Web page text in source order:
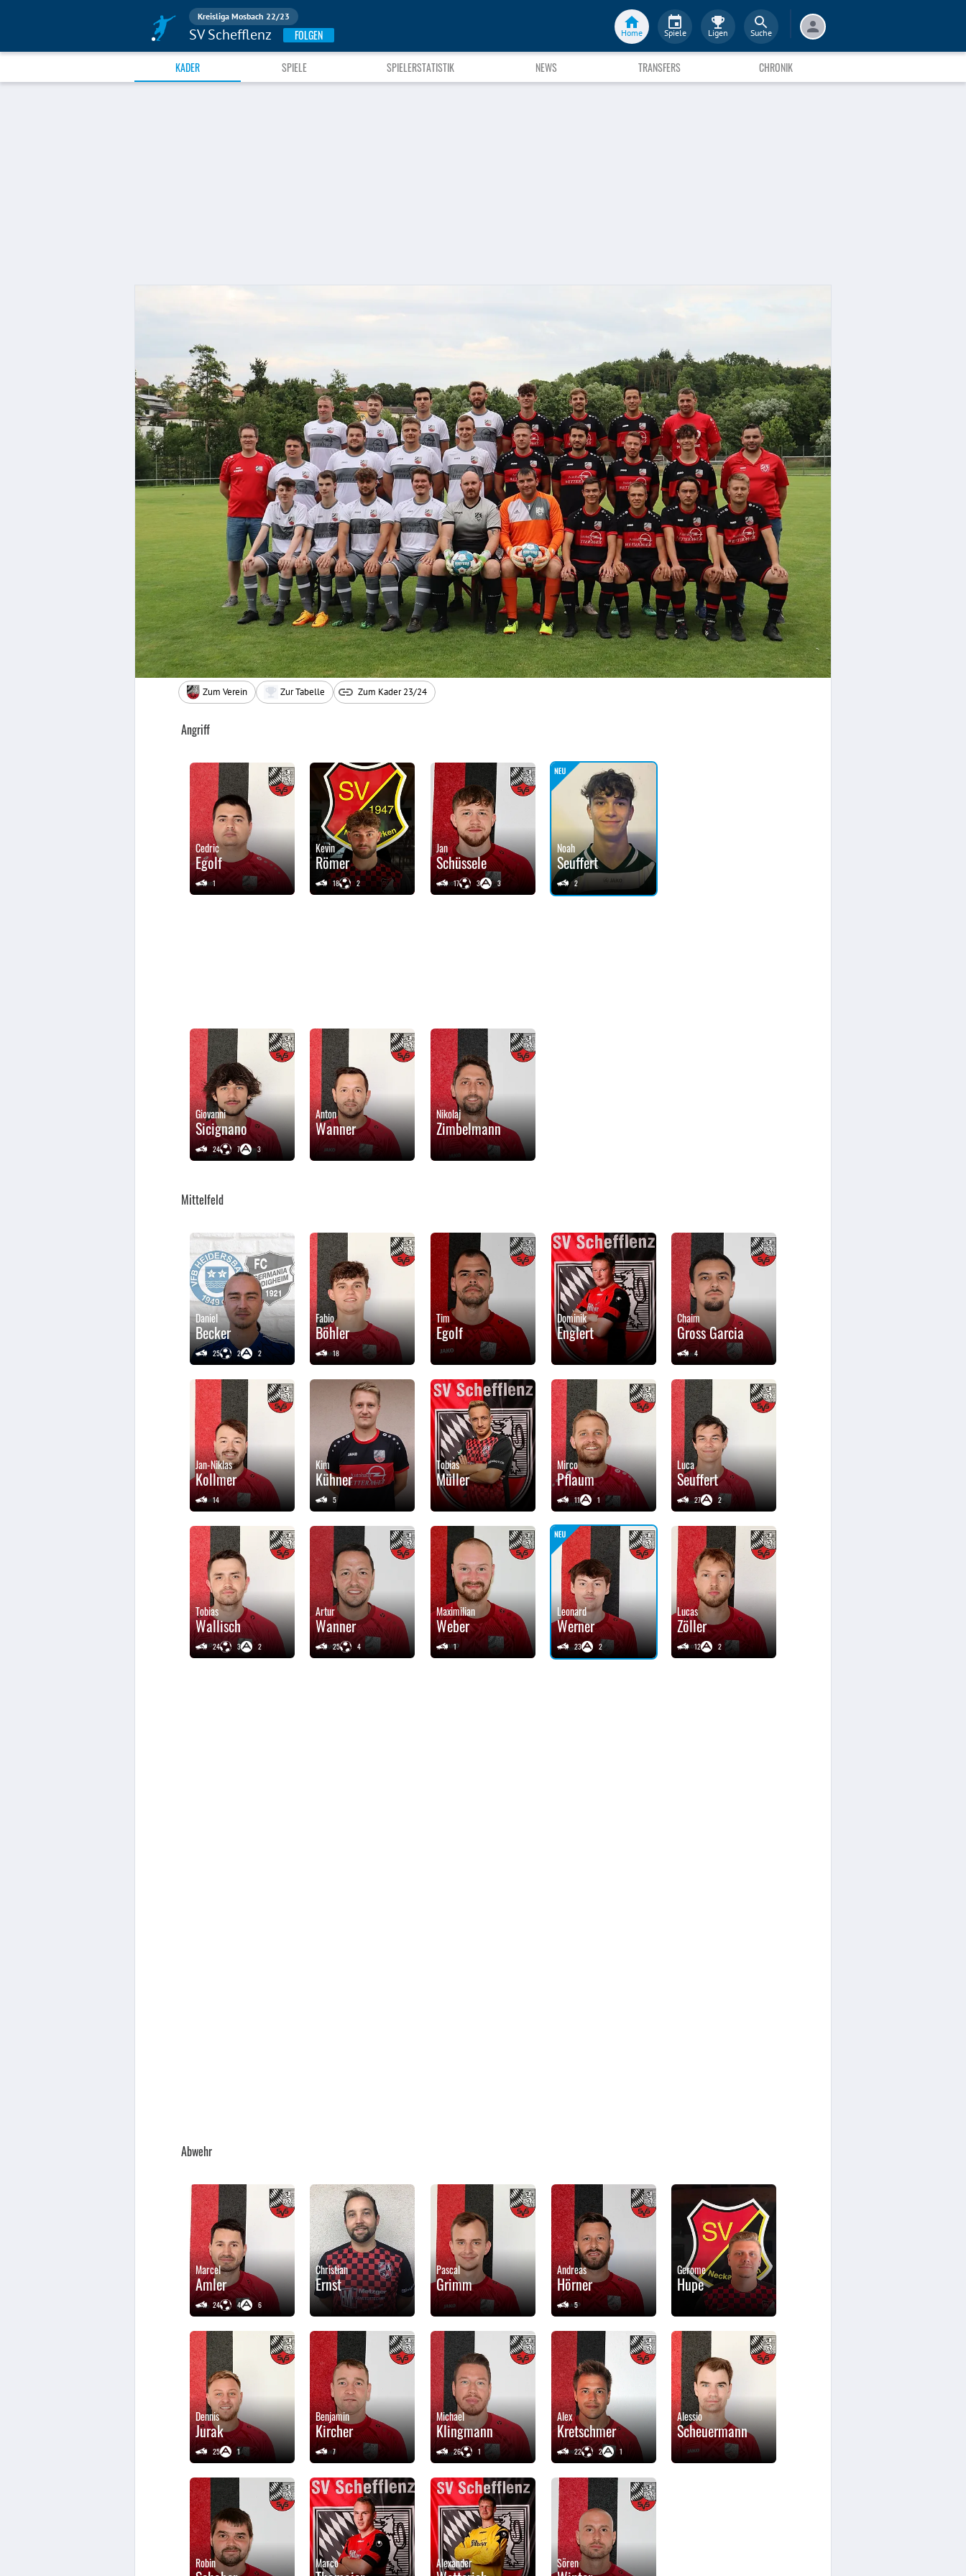
Kreisliga Mosbach 22/23
SV Schefflenz FOLGEN Home Spiele Ligen Suche
KADER SPIELE SPIELERSTATISTIK NEWS TRANSFERS CHRONIK
Zum Verein Zur Tabelle Zum Kader 23/24
Angriff
Cedric
Egolf
1
Kevin
Römer
18 2
Jan
Schüssele
17 3 3
Noah
Seuffert
2
Giovanni
Sicignano
24 7 3
Anton
Wanner
Nikolaj
Zimbelmann
Mittelfeld
Daniel
Becker
25 2 2
Fabio
Böhler
18
Tim
Egolf
Dominik
Englert
Chaim
Gross Garcia
4
Jan-Niklas
Kollmer
14
Kim
Kühner
5
Tobias
Müller
Mirco
Pflaum
11 1
Luca
Seuffert
27 2
Tobias
Wallisch
24 3 2
Artur
Wanner
25 4
Maximilian
Weber
1
Leonard
Werner
23 2
Lucas
Zöller
12 2
Abwehr
Marcel
Amler
24 4 6
Christian
Ernst
Pascal
Grimm
Andreas
Hörner
5
Gerome
Hupe
Dennis
Jurak
25 1
Benjamin
Kircher
7
Michael
Klingmann
26 1
Alex
Kretschmer
22 2 1
Alessio
Scheuermann
Robin Marco Alexander Sören